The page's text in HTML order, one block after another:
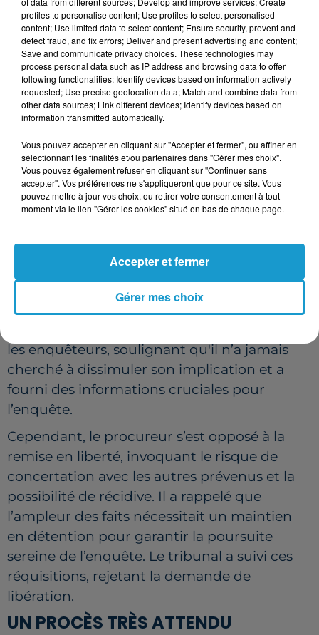
véhicule était dérobé tous les deux jours. Le
procureur de la République de Rennes,
Frédéric Teillet, souligne l'ampleur de
l'affaire, rappelant que le jeune prévenu est
impliqué dans 43 des 60 faits de vols
recensés. Pour les autorités, il ne s’agit pas
opération criminelle à grande échelle.
UNE DEMANDE DE REMISE EN LIBERTÉ
REJETÉE
actuellement détenu, comparaissait en
visioconférence devant le tribunal
correctionnel de Rennes pour demander sa
remise en liberté. Son avocate, Me Peltier, a
les enquêteurs, soulignant qu'il n’a jamais
cherché à dissimuler son implication et a
fourni des informations cruciales pour
l’enquête.
Cependant, le procureur s’est opposé à la
remise en liberté, invoquant le risque de
concertation avec les autres prévenus et la
possibilité de récidive. Il a rappelé que
l’ampleur des faits nécessitait un maintien
en détention pour garantir la poursuite
sereine de l’enquête. Le tribunal a suivi ces
réquisitions, rejetant la demande de
libération.
UN PROCÈS TRÈS ATTENDU
profiles to personalise content; Use profiles to select personalised
content; Use limited data to select content; Ensure security, prevent and
detect fraud, and fix errors; Deliver and present advertising and content;
Save and communicate privacy choices. These technologies may
process personal data such as IP address and browsing data to offer
following functionalities: Identify devices based on information actively
requested; Use precise geolocation data; Match and combine data from
other data sources; Link different devices; Identify devices based on
information transmitted automatically.
Vous pouvez accepter en cliquant sur "Accepter et fermer", ou affiner en
sélectionnant les finalités et/ou partenaires dans "Gérer mes choix".
Vous pouvez également refuser en cliquant sur "Continuer sans
accepter". Vos préférences ne s'appliqueront que pour ce site. Vous
pouvez mettre à jour vos choix, ou retirer votre consentement à tout
moment via le lien "Gérer les cookies" situé en bas de chaque page.
Gérer mes choix
Accepter et fermer